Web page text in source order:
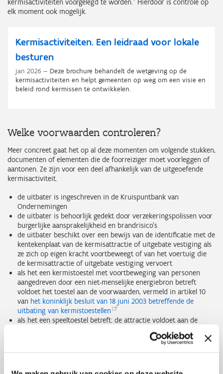
kermisactiviteiten voorgelegd te worden.” Hierdoor is controle op
elk moment ook mogelijk.
Kermisactiviteiten. Een leidraad voor lokale
besturen
jan 2026
Deze brochure behandelt de wetgeving op de
kermisactiviteiten en helpt gemeenten op weg om een visie en
beleid rond kermissen te ontwikkelen.
Welke voorwaarden controleren?
Meer concreet gaat het op al deze momenten om volgende stukken,
documenten of elementen die de foorreiziger moet voorleggen of
aantonen. Ze zijn voor een deel afhankelijk van de uitgeoefende
kermisactiviteit.
de uitbater is ingeschreven in de Kruispuntbank van
Ondernemingen
de uitbater is behoorlijk gedekt door verzekeringspolissen voor
burgerlijke aansprakelijkheid en brandrisico's
de uitbater beschikt over een bewijs van de identificatie met de
kentekenplaat van de kermisattractie of uitgebate vestiging als
ze zich op eigen kracht voortbeweegt of van het voertuig die
de kermisattractie of uitgebate vestiging vervoert
als het een kermistoestel met voortbeweging van personen
aangedreven door een niet-menselijke energiebron betreft
voldoet het toestel aan de voorwaarden, vermeld in artikel 10
van het koninklijk besluit van 18 juni 2003 betreffende de
uitbating van kermistoestellen
als het een speeltoestel betreft: de attractie voldoet aan de
het koninklijk besluit van
28 maart 2001 betreffende de uitbating vanspeelterreinen